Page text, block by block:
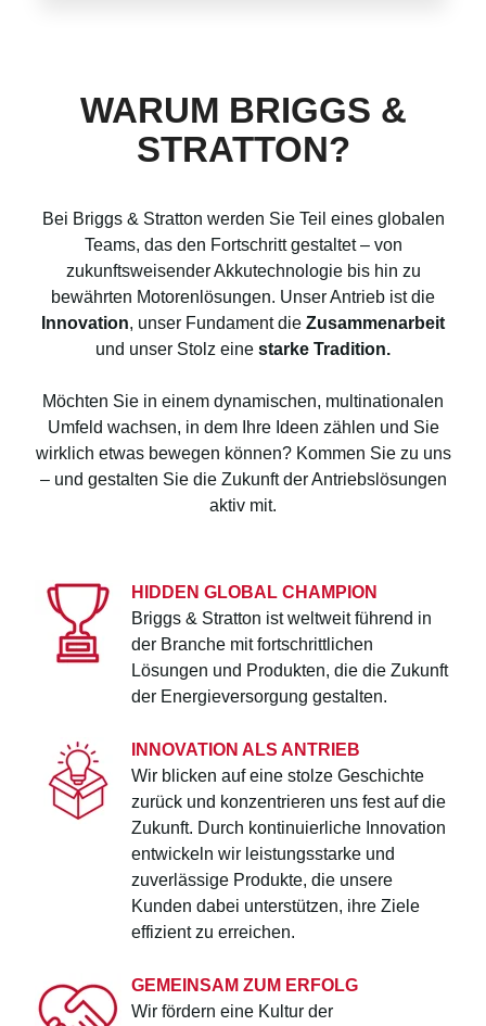
WARUM BRIGGS &
STRATTON?
Bei Briggs & Stratton werden Sie Teil eines globalen
Teams, das den Fortschritt gestaltet – von
zukunftsweisender Akkutechnologie bis hin zu
bewährten Motorenlösungen. Unser Antrieb ist die
Innovation, unser Fundament die Zusammenarbeit
und unser Stolz eine starke Tradition.
Möchten Sie in einem dynamischen, multinationalen
Umfeld wachsen, in dem Ihre Ideen zählen und Sie
wirklich etwas bewegen können? Kommen Sie zu uns
– und gestalten Sie die Zukunft der Antriebslösungen
aktiv mit.
HIDDEN GLOBAL CHAMPION
Briggs & Stratton ist weltweit führend in
der Branche mit fortschrittlichen
Lösungen und Produkten, die die Zukunft
der Energieversorgung gestalten.
INNOVATION ALS ANTRIEB
Wir blicken auf eine stolze Geschichte
zurück und konzentrieren uns fest auf die
Zukunft. Durch kontinuierliche Innovation
entwickeln wir leistungsstarke und
zuverlässige Produkte, die unsere
Kunden dabei unterstützen, ihre Ziele
effizient zu erreichen.
GEMEINSAM ZUM ERFOLG
Wir fördern eine Kultur der